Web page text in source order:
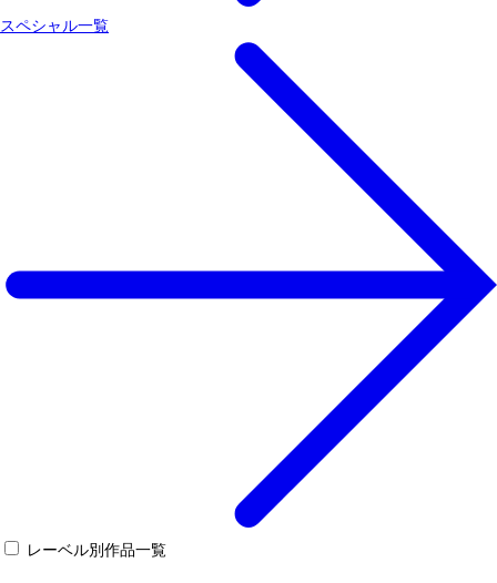
スペシャル一覧
レーベル別作品一覧